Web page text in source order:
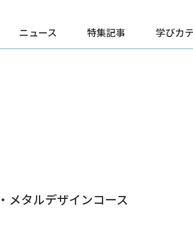
ニュース 特集記事 学びカ
メタルデザインコース